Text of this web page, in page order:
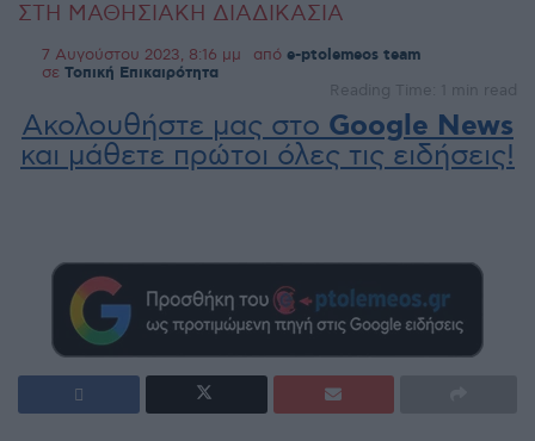
ΣΤΗ ΜΑΘΗΣΙΑΚΗ ΔΙΑΔΙΚΑΣΙΑ
7 Αυγούστου 2023, 8:16 μμ από e-ptolemeos team
σε Τοπική Επικαιρότητα
Reading Time: 1 min read
Ακολουθήστε μας στο Google News
και μάθετε πρώτοι όλες τις ειδήσεις!